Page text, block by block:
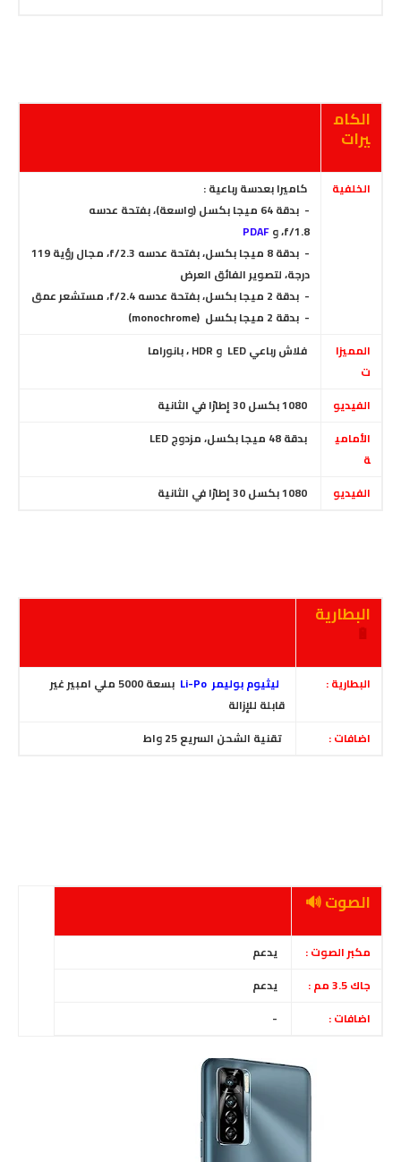
الكام
يرات
الخلفية
كاميرا بعدسة رباعية :
- بدقة 64 ميجا بكسل (واسعة)
، بفتحة عدسه
f/1.8،و
- بدقة 8 ميجا بكسل
، بفتحة عدسه f/2.3
، مجال رؤية 119
درجة، لتصوير الفائق العرض
- بدقة 2 ميجا بكسل، بفتحة عدسه f/2.4، مستشعر عمق
- بدقة 2 ميجا بكسل (monochrome)
المميزا
ت
فلاش رباعي LED و HDR ، بانوراما
الفيديو
الأمامي
ة
بدقة 48 ميجا بكسل ،مزدوج LED
الفيديو
البطارية
🔋
البطارية : ليثيوم بوليمر Li-Po
بسعة 5000 ملي امبير غير
قابلة للإزالة
اضافات :
تقنية الشحن السريع 25 واط
الصوت 🔊
مكبر الصوت :
يدعم
جاك 3.5 مم :
يدعم
اضافات :
-